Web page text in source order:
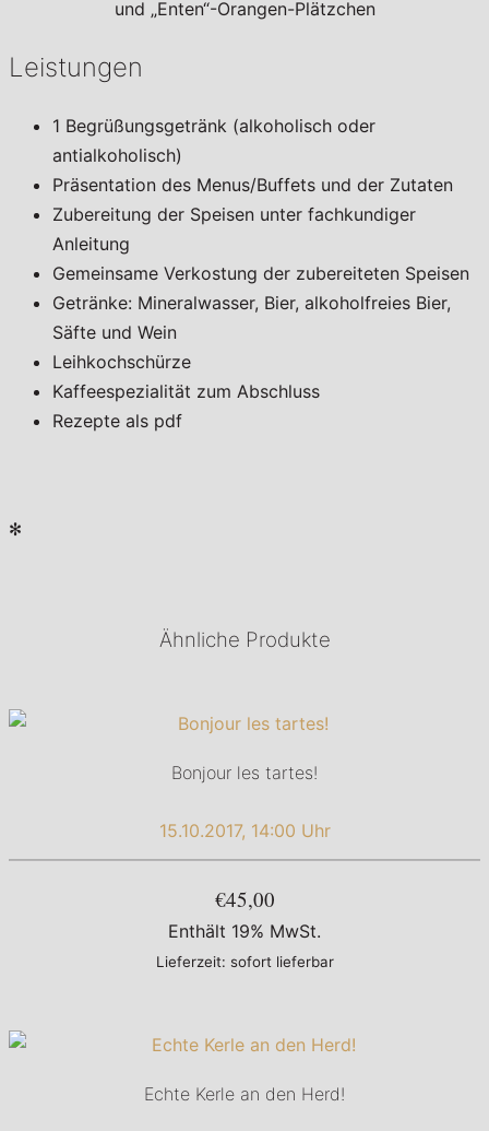
und „Enten“-Orangen-Plätzchen
Leistungen
1 Begrüßungsgetränk (alkoholisch oder
antialkoholisch)
Präsentation des Menus/Buffets und der Zutaten
Zubereitung der Speisen unter fachkundiger
Anleitung
Gemeinsame Verkostung der zubereiteten Speisen
Getränke: Mineralwasser, Bier, alkoholfreies Bier,
Säfte und Wein
Leihkochschürze
Kaffeespezialität zum Abschluss
Rezepte als pdf
✻
Ähnliche Produkte
Bonjour les tartes!
15.10.2017, 14:00 Uhr
€45,00
Enthält 19% MwSt.
Lieferzeit: sofort lieferbar
Echte Kerle an den Herd!